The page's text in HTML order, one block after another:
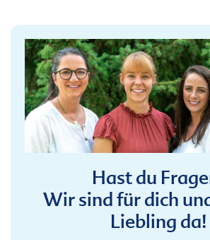
Hast du
Wir sind für dich
Liebling da!